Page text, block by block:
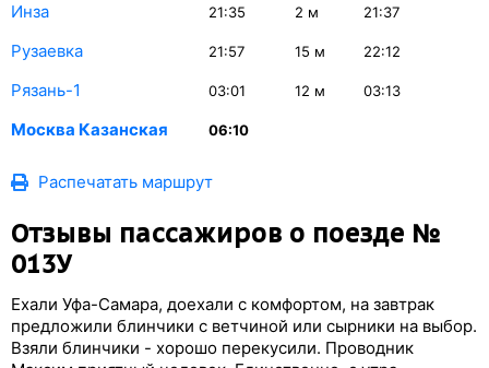
Инза 21:35 2 м 21:37
Рузаевка 21:57 15 м 22:12
Рязань-1 03:01 12 м 03:13
Москва Казанская 06:10
Распечатать маршрут
Отзывы пассажиров о поезде №
013У
Ехали Уфа-Самара, доехали с комфортом, на завтрак
предложили блинчики с ветчиной или сырники на выбор.
Взяли блинчики - хорошо перекусили. Проводник